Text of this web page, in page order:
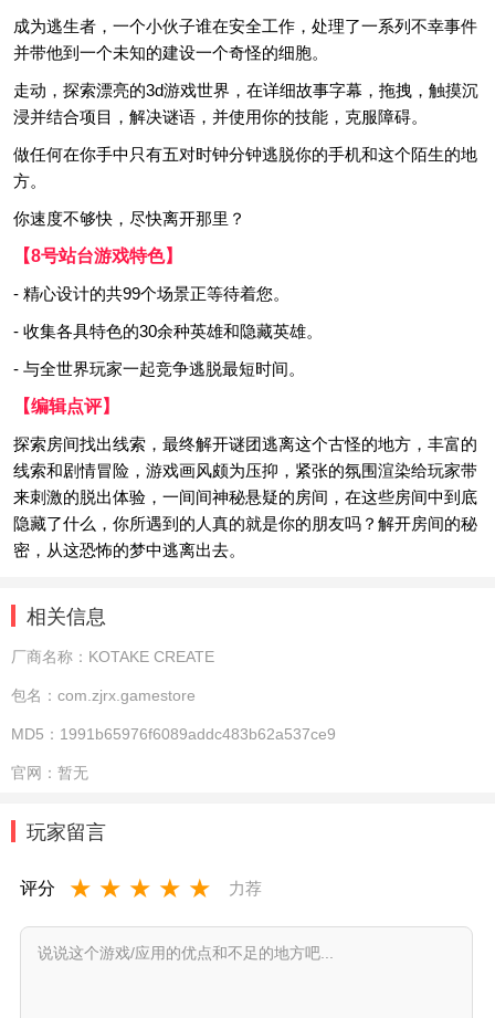
成为逃生者，一个小伙子谁在安全工作，处理了一系列不幸事件
并带他到一个未知的建设一个奇怪的细胞。
走动，探索漂亮的3d游戏世界，在详细故事字幕，拖拽，触摸沉
浸并结合项目，解决谜语，并使用你的技能，克服障碍。
做任何在你手中只有五对时钟分钟逃脱你的手机和这个陌生的地
方。
你速度不够快，尽快离开那里？
【8号站台游戏特色】
- 精心设计的共99个场景正等待着您。
- 收集各具特色的30余种英雄和隐藏英雄。
- 与全世界玩家一起竞争逃脱最短时间。
【编辑点评】
探索房间找出线索，最终解开谜团逃离这个古怪的地方，丰富的
线索和剧情冒险，游戏画风颇为压抑，紧张的氛围渲染给玩家带
来刺激的脱出体验，一间间神秘悬疑的房间，在这些房间中到底
隐藏了什么，你所遇到的人真的就是你的朋友吗？解开房间的秘
密，从这恐怖的梦中逃离出去。
相关信息
厂商名称： KOTAKE CREATE
包名： com.zjrx.gamestore
MD5： 1991b65976f6089addc483b62a537ce9
官网： 暂无
玩家留言
评分 ★ ★ ★ ★ ★ 力荐